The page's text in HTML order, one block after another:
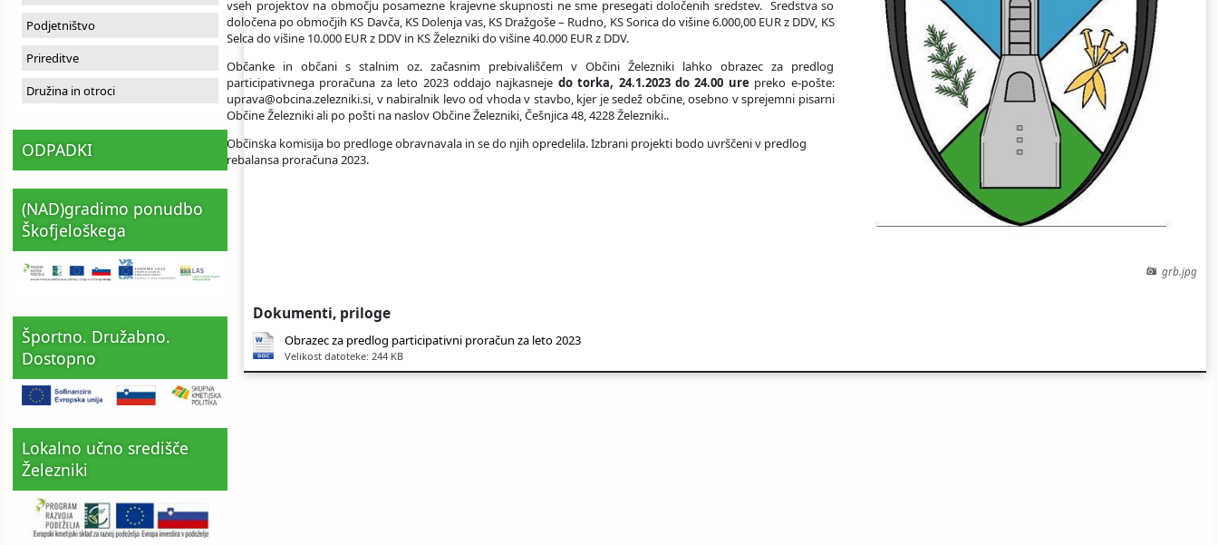
grb.jpg
vseh projektov na območju posamezne krajevne skupnosti ne sme presegati določenih sredstev. Sredstva so
določena po območjih KS Davča, KS Dolenja vas, KS Dražgoše – Rudno, KS Sorica do višine 6.000,00 EUR z DDV, KS
Selca do višine 10.000 EUR z DDV in KS Železniki do višine 40.000 EUR z DDV.
Občanke in občani s stalnim oz. začasnim prebivališčem v Občini Železniki lahko obrazec za predlog
participativnega proračuna za leto 2023 oddajo najkasneje do torka, 24.1.2023 do 24.00 ure preko e-pošte:
uprava@obcina.zelezniki.si, v nabiralnik levo od vhoda v stavbo, kjer je sedež občine, osebno v sprejemni pisarni
Občine Železniki ali po pošti na naslov Občine Železniki, Češnjica 48, 4228 Železniki..
Občinska komisija bo predloge obravnavala in se do njih opredelila. Izbrani projekti bodo uvrščeni v predlog
rebalansa proračuna 2023.
Dokumenti, priloge
Obrazec za predlog participativni proračun za leto 2023
Velikost datoteke: 244 KB
Podjetništvo
Prireditve
Družina in otroci
ODPADKI
(NAD)gradimo ponudbo
Škofjeloškega
Športno. Družabno.
Dostopno
Lokalno učno središče
Železniki
Ceniki
Katalog informacij javnega značaja
Proračun občine
Uradni dokumenti in povezave